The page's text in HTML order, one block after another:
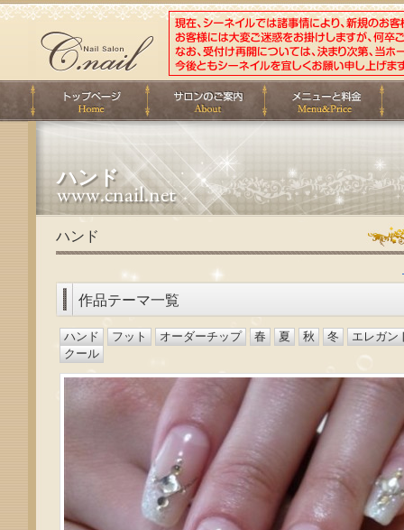
ハンド
ハンド
作品テーマ一覧
ハンド フット オーダーチップ 春 夏 秋 冬
エレガン
クール